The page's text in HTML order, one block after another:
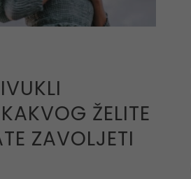
ŽELITE
ZAVOLJETI